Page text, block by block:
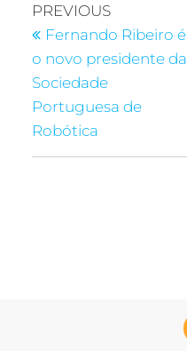
PREVIOUS
Fernando Ribeiro é
o novo presidente da
Sociedade
Portuguesa de
Robótica